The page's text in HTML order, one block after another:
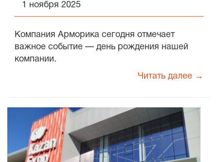
1 ноября 2025
Компания Арморика сегодня отмечает
важное событие — день рождения нашей
компании.
Читать далее →